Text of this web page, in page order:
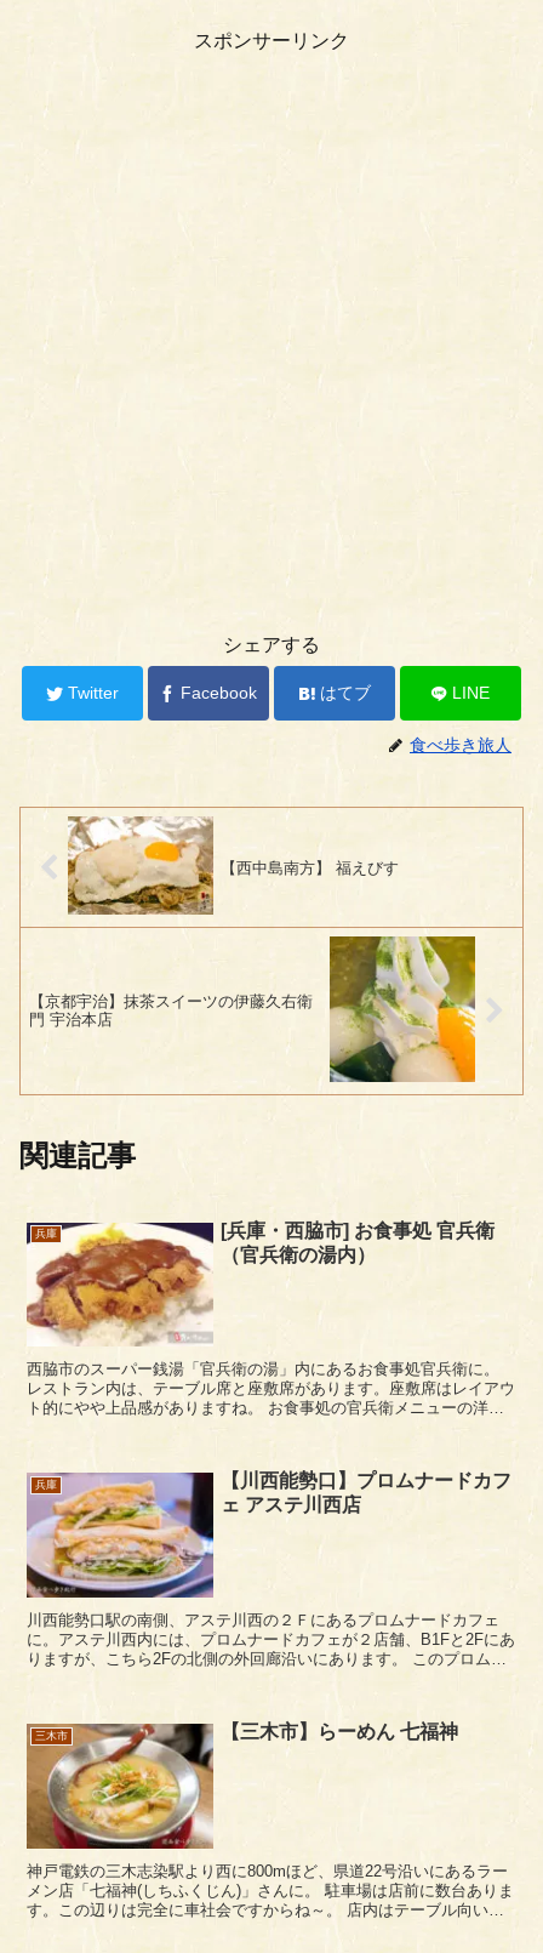
スポンサーリンク
シェアする
Twitter Facebook はてブ LINE
食べ歩き旅人
【西中島南方】 福えびす
【京都宇治】抹茶スイーツの伊藤久右衛
門 宇治本店
関連記事
兵庫
[兵庫・西脇市] お食事処 官兵衛
（官兵衛の湯内）
西脇市のスーパー銭湯「官兵衛の湯」内にあるお食事処官兵衛に。
レストラン内は、テーブル席と座敷席があります。座敷席はレイアウ
ト的にやや上品感がありますね。 お食事処の官兵衛メニューの洋食
兵庫
【川西能勢口】プロムナードカフ
ェ アステ川西店
川西能勢口駅の南側、アステ川西の２Ｆにあるプロムナードカフェ
に。アステ川西内には、プロムナードカフェが２店舗、B1Fと2Fにあ
りますが、こちら2Fの北側の外回廊沿いにあります。 このプロムナ
三木市 【三木市】らーめん 七福神
神戸電鉄の三木志染駅より西に800mほど、県道22号沿いにあるラー
メン店「七福神(しちふくじん)」さんに。 駐車場は店前に数台ありま
す。この辺りは完全に車社会ですからね～。 店内はテーブル向い合